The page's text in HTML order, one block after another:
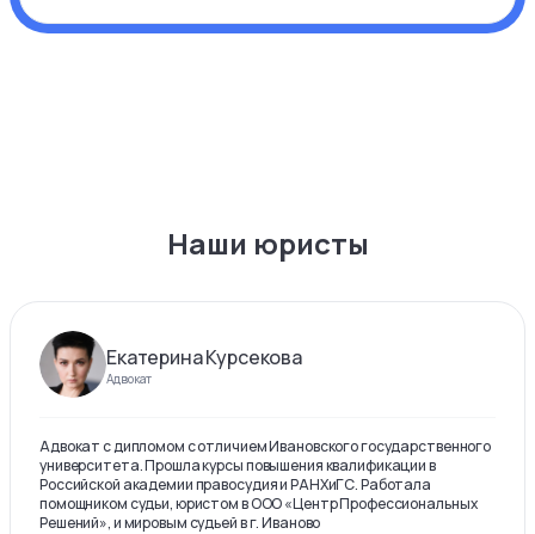
Наши юристы
Екатерина Курсекова
Адвокат
Адвокат с дипломом с отличием Ивановского государственного
университета. Прошла курсы повышения квалификации в
Российской академии правосудия и РАНХиГС. Работала
помощником судьи, юристом в ООО «Центр Профессиональных
Решений», и мировым судьей в г. Иваново